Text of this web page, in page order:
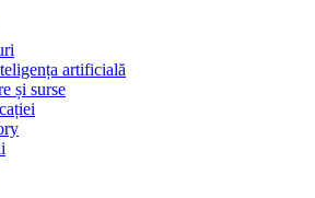
artificială
și surse